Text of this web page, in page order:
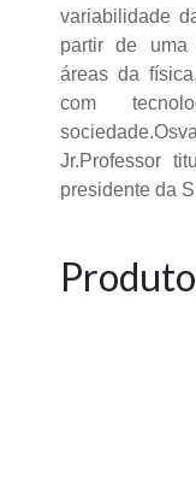
variabilidade
partir de uma
áreas da
com
Jr.Professor
presidente da